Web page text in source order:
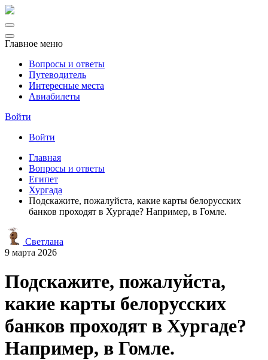
Главное меню
Вопросы и ответы
Путеводитель
Интересные места
Авиабилеты
Войти
Войти
Главная
Вопросы и ответы
Египет
Хургада
Подскажите, пожалуйста, какие карты белорусских
банков проходят в Хургаде? Например, в Гомле.
Светлана
9 марта 2026
Подскажите, пожалуйста,
какие карты белорусских
банков проходят в Хургаде?
Например, в Гомле.